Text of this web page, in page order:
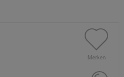
Merken